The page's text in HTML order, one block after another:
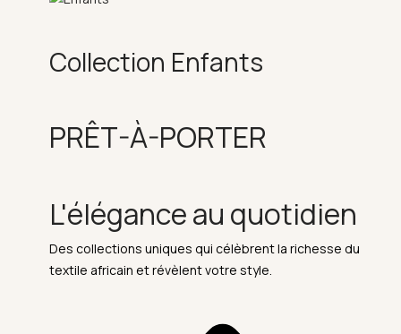
Collection Enfants
PRÊT-À-PORTER
L'élégance au quotidien
Des collections uniques qui célèbrent la richesse du
textile africain et révèlent votre style.